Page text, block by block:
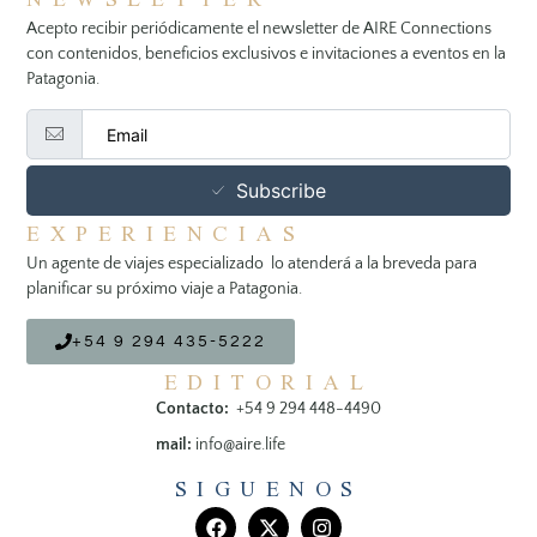
Acepto recibir periódicamente el newsletter de AIRE Connections
con contenidos, beneficios exclusivos e invitaciones a eventos en la
Patagonia.
Subscribe
EXPERIENCIAS
Un agente de viajes especializado lo atenderá a la breveda para
planificar su próximo viaje a Patagonia.
+54 9 294 435-5222
EDITORIAL
Contacto: +54 9 294 448-4490
mail: info@aire.life
SIGUENOS